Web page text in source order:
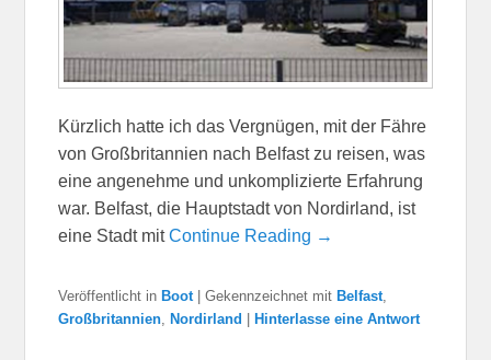
Kürzlich hatte ich das Vergnügen, mit der Fähre
von Großbritannien nach Belfast zu reisen, was
eine angenehme und unkomplizierte Erfahrung
war. Belfast, die Hauptstadt von Nordirland, ist
eine Stadt mitContinue Reading →
Veröffentlicht in Boot |Gekennzeichnet mit Belfast
Großbritannien
Nordirland Hinterlasse eine Antwort